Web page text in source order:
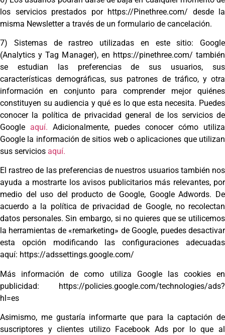
los servicios prestados por https://Pinethree.com/ desde la
misma Newsletter a través de un formulario de cancelación.
7) Sistemas de rastreo utilizadas en este sitio: Google
(Analytics y Tag Manager), en https://pinethree.com/ también
se estudian las preferencias de sus usuarios, sus
características demográficas, sus patrones de tráfico, y otra
información en conjunto para comprender mejor quiénes
constituyen su audiencia y qué es lo que esta necesita. Puedes
conocer la política de privacidad general de los servicios de
Google aquí. Adicionalmente, puedes conocer cómo utiliza
Google la información de sitios web o aplicaciones que utilizan
sus servicios aquí.
El rastreo de las preferencias de nuestros usuarios también nos
ayuda a mostrarte los avisos publicitarios más relevantes, por
medio del uso del producto de Google, Google Adwords. De
acuerdo a la política de privacidad de Google, no recolectan
datos personales. Sin embargo, si no quieres que se utilicemos
la herramientas de «remarketing» de Google, puedes desactivar
esta opción modificando las configuraciones adecuadas
aquí: https://adssettings.google.com/
Más información de como utiliza Google las cookies en
publicidad: https://policies.google.com/technologies/ads?
hl=es
Asimismo, me gustaría informarte que para la captación de
suscriptores y clientes utilizo Facebook Ads por lo que al